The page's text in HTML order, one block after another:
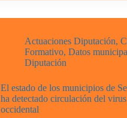
Actuaciones Diputación,
Formativo,Datos
Diputación
El estado de los municipios de
ha detectado circulación del
occidental